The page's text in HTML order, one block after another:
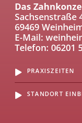
Das
Sachsenstraße
69469
E-Mail:
Telefon: 06201
PRAXISZEITEN
STANDORT